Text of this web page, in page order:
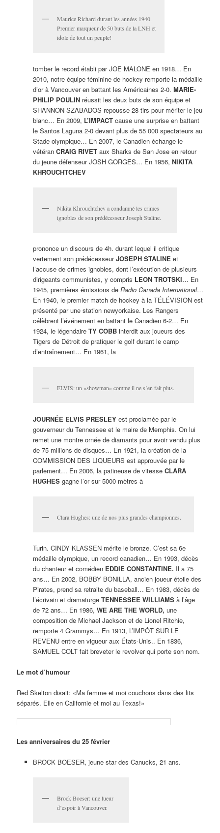
Maurice Richard durant les années 1940.
Premier marqueur de 50 buts de la LNH et
idole de tout un peuple!
tomber le record établi par JOE MALONE en 1918… En
2010, notre équipe féminine de hockey remporte la médaille
d’or à Vancouver en battant les Américaines 2-0. MARIE-
PHILIP POULINréussit les deux buts de son équipe et
SHANNON SZABADOS repousse 28 tirs pour mériter le jeu
blanc… En 2009, L’IMPACTcause une surprise en battant
le Santos Laguna 2-0 devant plus de 55 000 spectateurs au
Stade olympique… En 2007, le Canadien échange le
vétéran CRAIG RIVETaux Sharks de San Jose en retour
du jeune défenseur JOSH GORGES… En 1956, NIKITA
KHROUCHTCHEV
Nikita Khrouchtchev a condamné les crimes
ignobles de son prédécesseur Joseph Staline.
prononce un discours de 4h. durant lequel il critique
vertement son prédécesseurJOSEPH STALINE et
l’accuse de crimes ignobles, dont l’exécution de plusieurs
dirigeants communistes, y compris LEON TROTSKI… En
1945, premières émissions de Radio Canada International…
En 1940, le premier match de hockey à la TÉLÉVISION est
présenté par une station newyorkaise. Les Rangers
célèbrent l’événement en battant le Canadien 6-2… En
1924, le légendaire TY COBBinterdit aux joueurs des
Tigers de Détroit de pratiquer le golf durant le camp
d’entraînement… En 1961, la
ELVIS: un «showman» comme il ne s’en fait plus.
JOURNÉE ELVIS PRESLEYest proclamée par le
gouverneur du Tennessee et le maire de Memphis. On lui
remet une montre ornée de diamants pour avoir vendu plus
de 75 millions de disques… En 1921, la création de la
COMMISSION DES LIQUEURS est approuvée par le
parlement… En 2006, la patineuse de vitesse CLARA
HUGHESgagne l’or sur 5000 mètres à
Clara Hughes: une de nos plus grandes championnes.
Turin. CINDY KLASSEN mérite le bronze. C’est sa 6e
médaille olympique, un record canadien… En 1993, décès
du chanteur et comédien EDDIE CONSTANTINE. Il a 75
ans… En 2002, BOBBY BONILLA, ancien joueur étoile des
Pirates, prend sa retraite du baseball… En 1983, décès de
l’écrivain et dramaturge TENNESSEE WILLIAMSà l’âge
de 72 ans… En 1986, WE ARE THE WORLD, une
composition de Michael Jackson et de Lionel Ritchie,
remporte 4 Grammys… En 1913, L’IMPÔT SUR LE
REVENU entre en vigueur aux États-Unis.. En 1836,
SAMUEL COLT fait breveter le revolver qui porte son nom.
Le mot d’humour
Red Skelton disait: «Ma femme et moi couchons dans des lits
séparés. Elle en Californie et moi au Texas!»
Les anniversaires du 25 février
BROCK BOESER, jeune star des Canucks, 21 ans.
Brock Boeser: une lueur
d’espoir à Vancouver.